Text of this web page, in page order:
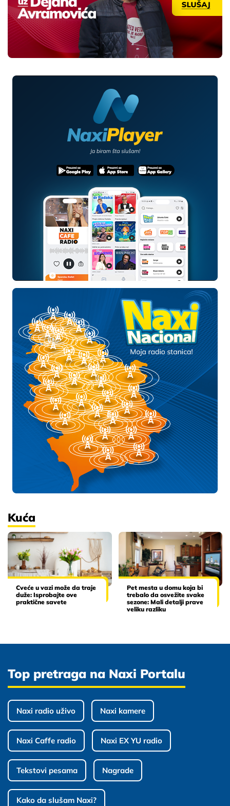
Kuća
Cveće u vazi može da traje
duže: Isprobajte ove
praktične savete
Pet mesta u domu koja bi
trebalo da osvežite svake
sezone: Mali detalji prave
veliku razliku
Top pretraga na Naxi Portalu
Naxi radio uživo Naxi kamere
Naxi Caffe radio Naxi EX YU radio
Tekstovi pesama Nagrade
Kako da slušam Naxi?